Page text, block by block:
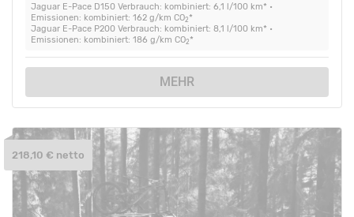
Jaguar E-Pace D150 Verbrauch: kombiniert: 6,1 l/100 km* •
Emissionen: kombiniert: 162 g/km CO2*
Jaguar E-Pace P200 Verbrauch: kombiniert: 8,1 l/100 km* •
Emissionen: kombiniert: 186 g/km CO2*
MEHR
218,10 € netto